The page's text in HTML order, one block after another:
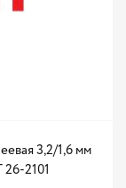
3,2/1,6 мм
26-2101